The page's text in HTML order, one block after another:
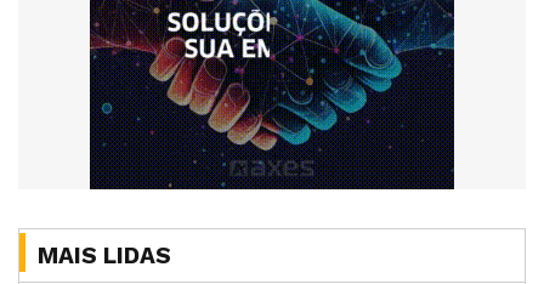
MAIS LIDAS